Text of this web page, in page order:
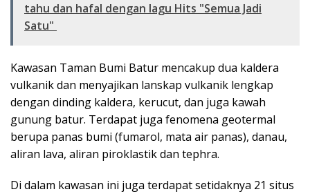
tahu dan hafal dengan lagu Hits "Semua Jadi
Satu"
Kawasan Taman Bumi Batur mencakup dua kaldera
vulkanik dan menyajikan lanskap vulkanik lengkap
dengan dinding kaldera, kerucut, dan juga kawah
gunung batur. Terdapat juga fenomena geotermal
berupa panas bumi (fumarol, mata air panas), danau,
aliran lava, aliran piroklastik dan tephra.
Di dalam kawasan ini juga terdapat setidaknya 21 situs